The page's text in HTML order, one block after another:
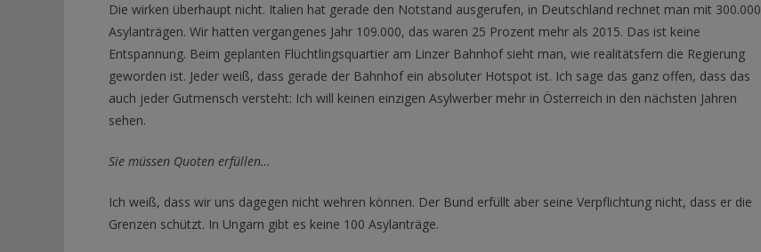
Die wirken überhaupt nicht. Italien hat gerade den Notstand ausgerufen, in Deutschland rechnet man mit 300.000
Asylanträgen. Wir hatten vergangenes Jahr 109.000, das waren 25 Prozent mehr als 2015. Das ist keine
Entspannung. Beim geplanten Flüchtlingsquartier am Linzer Bahnhof sieht man, wie realitätsfern die Regierung
geworden ist. Jeder weiß, dass gerade der Bahnhof ein absoluter Hotspot ist. Ich sage das ganz offen, dass das
auch jeder Gutmensch versteht: Ich will keinen einzigen Asylwerber mehr in Österreich in den nächsten Jahren
sehen.
Sie müssen Quoten erfüllen…
Ich weiß, dass wir uns dagegen nicht wehren können. Der Bund erfüllt aber seine Verpflichtung nicht, dass er die
Grenzen schützt. In Ungarn gibt es keine 100 Asylanträge.